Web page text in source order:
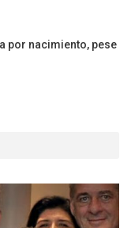
por nacimiento, pese